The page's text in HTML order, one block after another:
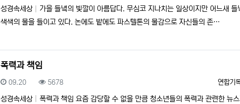
성경속세상
가을 들녘의 빛깔이 아름답다. 무심코 지나치는 일상이지만 어느새 들
색색의 물을 들이고 있다. 논에도 밭에도 파스텔톤의 물감으로 자신들의 존…
폭력과 책임
등록자
연합기
등록일
09.20 조회
5678
성경속세상
폭력과 책임 요즘 감당할 수 없을 만큼 청소년들의 폭력과 관련한 뉴